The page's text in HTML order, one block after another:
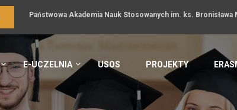
Państwowa Akademia Nauk Stosowanych im. ks. Bronisława
E-UCZELNIA USOS PROJEKTY